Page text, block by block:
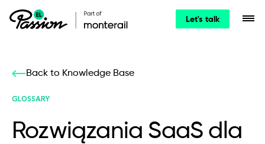
Let's talk
Back to Knowledge Base
GLOSSARY
Rozwiązania SaaS dla